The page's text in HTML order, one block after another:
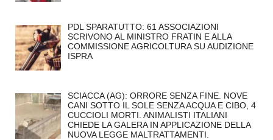
PDL SPARATUTTO: 61 ASSOCIAZIONI
SCRIVONO AL MINISTRO FRATIN E ALLA
COMMISSIONE AGRICOLTURA SU AUDIZIONE
ISPRA
SCIACCA (AG): ORRORE SENZA FINE. NOVE
CANI SOTTO IL SOLE SENZA ACQUA E CIBO, 4
CUCCIOLI MORTI. ANIMALISTI ITALIANI
CHIEDE LA GALERA IN APPLICAZIONE DELLA
NUOVA LEGGE MALTRATTAMENTI.